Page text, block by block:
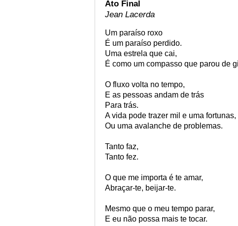
Ato Final
Jean Lacerda
Um paraíso roxo
É um paraíso perdido.
Uma estrela que cai,
É como um compasso que parou de
O fluxo volta no tempo,
E as pessoas andam de trás
Para trás.
A vida pode trazer mil e uma fortunas,
Ou uma avalanche de problemas.
Tanto faz,
Tanto fez.
O que me importa é te amar,
Abraçar-te, beijar-te.
Mesmo que o meu tempo parar,
E eu não possa mais te tocar.